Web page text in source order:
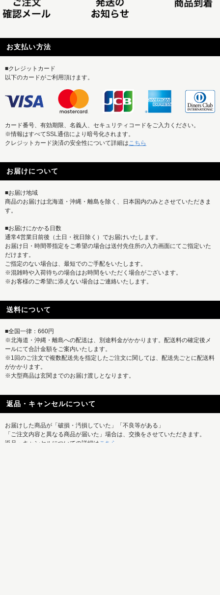
お支払い方法
■クレジットカード
以下のカードがご利用頂けます。
カード番号、有効期限、名義人、セキュリティコードをご入力ください。
※情報はすべてSSL通信により暗号化されます。
クレジットカード決済の安全性について詳細はこちら
お届けについて
■お届け地域
商品のお届けは北海道・沖縄・離島を除く、日本国内のみとさせていただきま
す。
■お届けにかかる日数
通常4営業日前後（土日・祝日除く）でお届けいたします。
お届け日・時間帯指定をご希望の場合は送付先住所の入力画面にてご指定いた
だけます。
ご指定のない場合は、最短でのご手配をいたします。
※混雑時や入荷待ちの場合はお時間をいただく場合がございます。
※お客様のご希望に添えない場合はご連絡いたします。
送料について
■全国一律：660円
※北海道・沖縄・離島への配送は、別途料金がかかります。配送料の確定後メ
ールにて合計金額をご案内いたします。
※1回のご注文で複数配送先を指定したご注文に関しては、配送先ごとに配送料
がかかります。
※大型商品は玄関までのお届け渡しとなります。
返品・キャンセルについて
お届けした商品が「破損・汚損していた」「不良等がある」
「ご注文内容と異なる商品が届いた」場合は、交換をさせていただきます。
返品・キャンセルについての詳細は こちら